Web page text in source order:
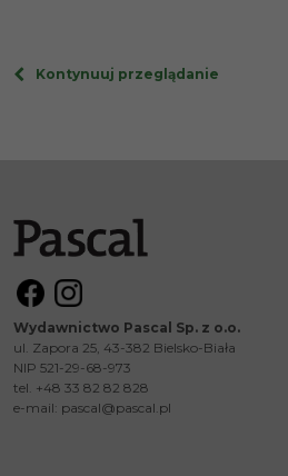
Kontynuuj przeglądanie
Wydawnictwo Pascal Sp. z o.o.
ul. Zapora 25, 43-382 Bielsko-Biała
NIP 521-29-68-973
tel. +48 33 82 82 828
e-mail: pascal@pascal.pl